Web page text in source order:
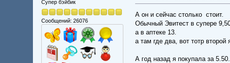
Супер бэйбик
Сообщений: 26076
А он и сейчас столько стоит.
Обычный Эвитест в супере
а в аптеке 13.
а там где два, вот тотр второй
А год назад я покупала за 5.50.